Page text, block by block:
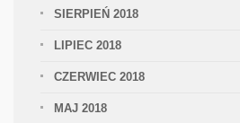
SIERPIEŃ 2018
LIPIEC 2018
CZERWIEC 2018
MAJ 2018